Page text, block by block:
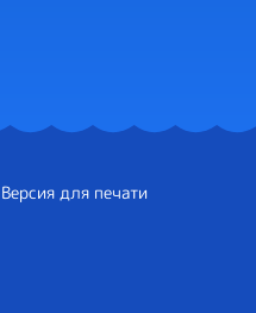
Версия для печати